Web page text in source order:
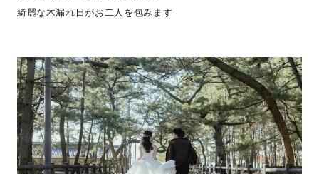
綺麗な木漏れ日がお二人を包みます